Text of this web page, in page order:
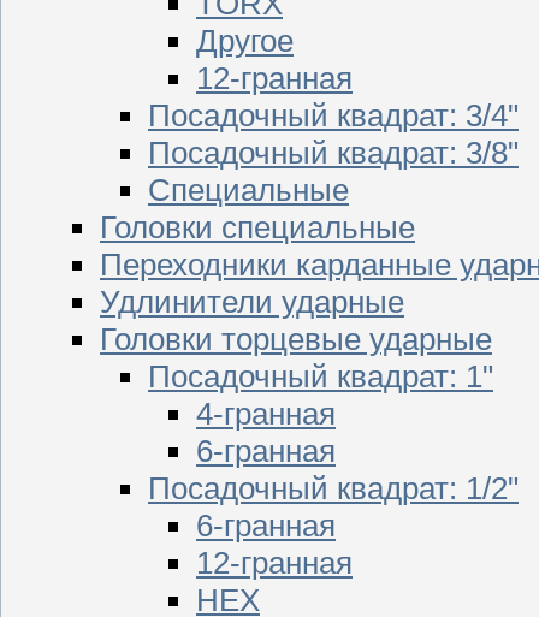
Другое
12-гранная
Посадочный квадрат: 3/4"
Посадочный квадрат: 3/8"
Специальные
Головки специальные
Переходники карданные
Удлинители ударные
Головки торцевые ударные
Посадочный квадрат: 1"
4-гранная
6-гранная
Посадочный квадрат: 1/2"
6-гранная
12-гранная
HEX